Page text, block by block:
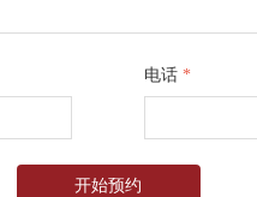
电话 *
开始预约